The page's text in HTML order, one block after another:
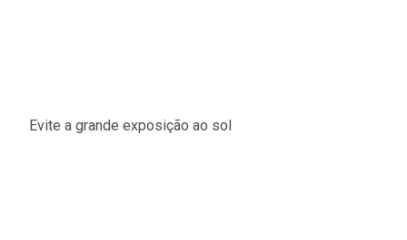
Evite a grande exposição ao sol